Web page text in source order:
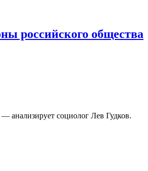
российского общества
анализирует социолог Лев Гудков.